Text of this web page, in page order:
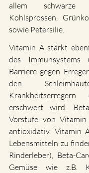
allem schwarze
Kohlsprossen,
sowie Petersilie.
Vitamin A stärkt
des
Barriere gegen
den
erschwert wird.
Vorstufe von
antioxidativ. Vitamin
Lebensmitteln zu
Rinderleber), Beta-
Gemüse wie z.B.